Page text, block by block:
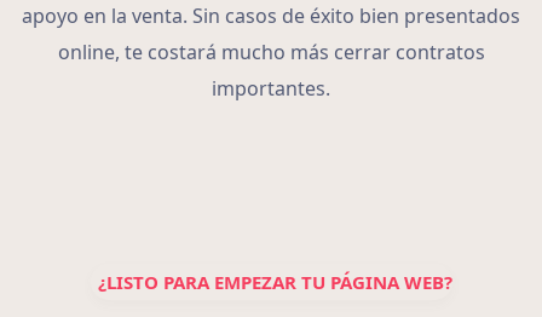
apoyo en la venta. Sin casos de éxito bien presentados
online, te costará mucho más cerrar contratos
importantes.
¿LISTO PARA EMPEZAR TU PÁGINA WEB?